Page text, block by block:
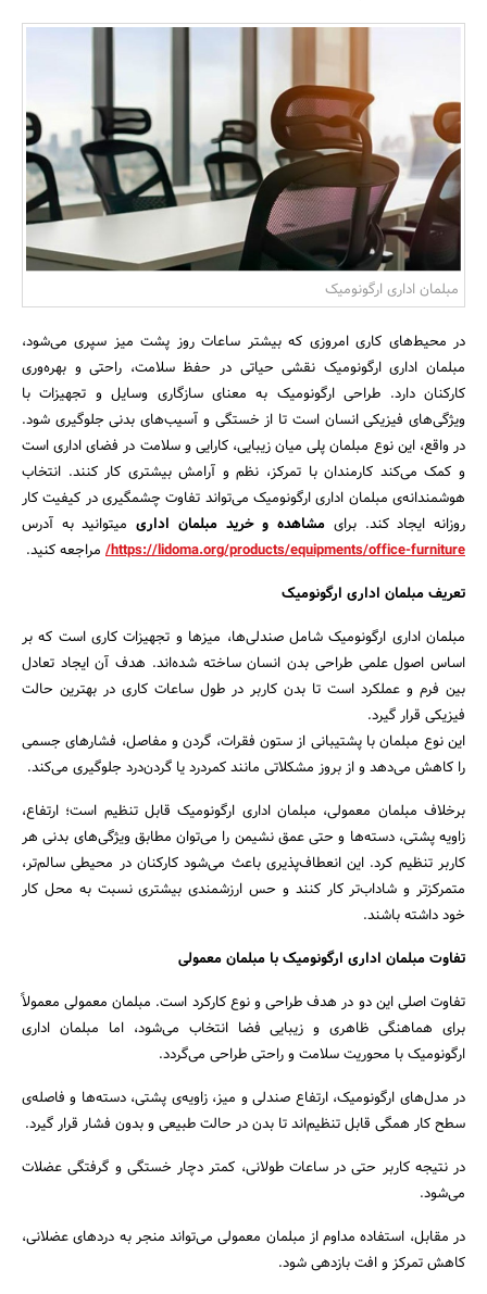
بانک، بیمه و سرمایه
جستجو
مبلمان اداری ارگونومیک
در محیط‌های کاری امروزی که بیشتر ساعات روز پشت میز سپری می‌شود،
مبلمان اداری ارگونومیک نقشی حیاتی در حفظ سلامت، راحتی و بهره‌وری
کارکنان دارد. طراحی ارگونومیک به معنای سازگاری وسایل و تجهیزات با
ویژگی‌های فیزیکی انسان است تا از خستگی و آسیب‌های بدنی جلوگیری شود.
در واقع، این نوع مبلمان پلی میان زیبایی، کارایی و سلامت در فضای اداری است
و کمک می‌کند کارمندان با تمرکز، نظم و آرامش بیشتری کار کنند. انتخاب
هوشمندانه‌ی مبلمان اداری ارگونومیک می‌تواند تفاوت چشمگیری در کیفیت کار
روزانه ایجاد کند. برای مشاهده و خرید مبلمان اداریمیتوانید به آدرس
https://lidoma.org/products/equipments/office-furniture/ مراجعه کنید.
تعریف مبلمان اداری ارگونومیک
مبلمان اداری ارگونومیک شامل صندلی‌ها، میزها و تجهیزات کاری است که بر
اساس اصول علمی طراحی بدن انسان ساخته شده‌اند. هدف آن ایجاد تعادل
بین فرم و عملکرد است تا بدن کاربر در طول ساعات کاری در بهترین حالت
فیزیکی قرار گیرد.
این نوع مبلمان با پشتیبانی از ستون فقرات، گردن و مفاصل، فشارهای جسمی
را کاهش می‌دهد و از بروز مشکلاتی مانند کمردرد یا گردن‌درد جلوگیری می‌کند.
برخلاف مبلمان معمولی، مبلمان اداری ارگونومیک قابل تنظیم است؛ ارتفاع،
زاویه پشتی، دسته‌ها و حتی عمق نشیمن را می‌توان مطابق ویژگی‌های بدنی هر
کاربر تنظیم کرد. این انعطاف‌پذیری باعث می‌شود کارکنان در محیطی سالم‌تر،
متمرکزتر و شاداب‌تر کار کنند و حس ارزشمندی بیشتری نسبت به محل کار
خود داشته باشند.
تفاوت مبلمان اداری ارگونومیک با مبلمان معمولی
تفاوت اصلی این دو در هدف طراحی و نوع کارکرد است. مبلمان معمولی معمولاً
برای هماهنگی ظاهری و زیبایی فضا انتخاب می‌شود، اما مبلمان اداری
ارگونومیک با محوریت سلامت و راحتی طراحی می‌گردد.
در مدل‌های ارگونومیک، ارتفاع صندلی و میز، زاویه‌ی پشتی، دسته‌ها و فاصله‌ی
سطح کار همگی قابل تنظیم‌اند تا بدن در حالت طبیعی و بدون فشار قرار گیرد.
در نتیجه کاربر حتی در ساعات طولانی، کمتر دچار خستگی و گرفتگی عضلات
می‌شود.
در مقابل، استفاده مداوم از مبلمان معمولی می‌تواند منجر به دردهای عضلانی،
کاهش تمرکز و افت بازدهی شود.